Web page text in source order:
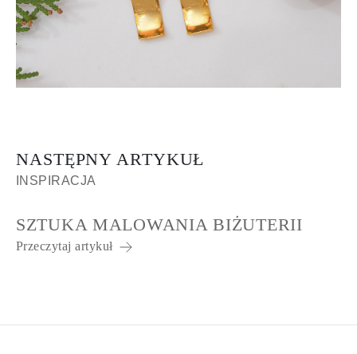
NASTĘPNY ARTYKUŁ
INSPIRACJA
SZTUKA MALOWANIA BIŻUTERII
Przeczytaj artykuł